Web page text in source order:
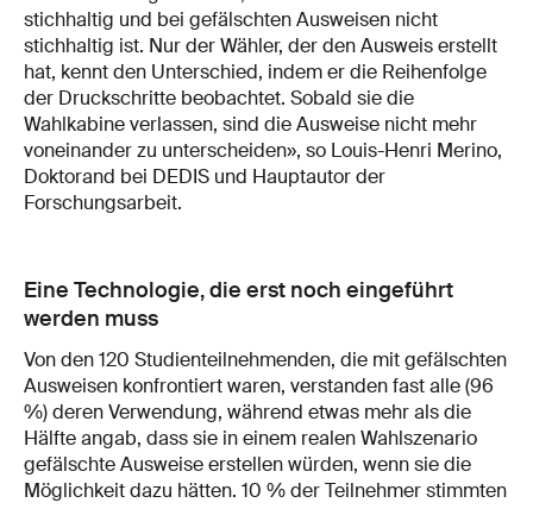
stichhaltig und bei gefälschten Ausweisen nicht
stichhaltig ist. Nur der Wähler, der den Ausweis erstellt
hat, kennt den Unterschied, indem er die Reihenfolge
der Druckschritte beobachtet. Sobald sie die
Wahlkabine verlassen, sind die Ausweise nicht mehr
voneinander zu unterscheiden», so Louis-Henri Merino,
Doktorand bei DEDIS und Hauptautor der
Forschungsarbeit.
Eine Technologie, die erst noch eingeführt
werden muss
Von den 120 Studienteilnehmenden, die mit gefälschten
Ausweisen konfrontiert waren, verstanden fast alle (96
%) deren Verwendung, während etwas mehr als die
Hälfte angab, dass sie in einem realen Wahlszenario
gefälschte Ausweise erstellen würden, wenn sie die
Möglichkeit dazu hätten. 10 % der Teilnehmer stimmten